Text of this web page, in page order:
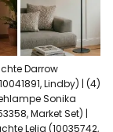
Darrow
Lindby) | (4)
Sonika
Market Set) |
Lelia (10035742,